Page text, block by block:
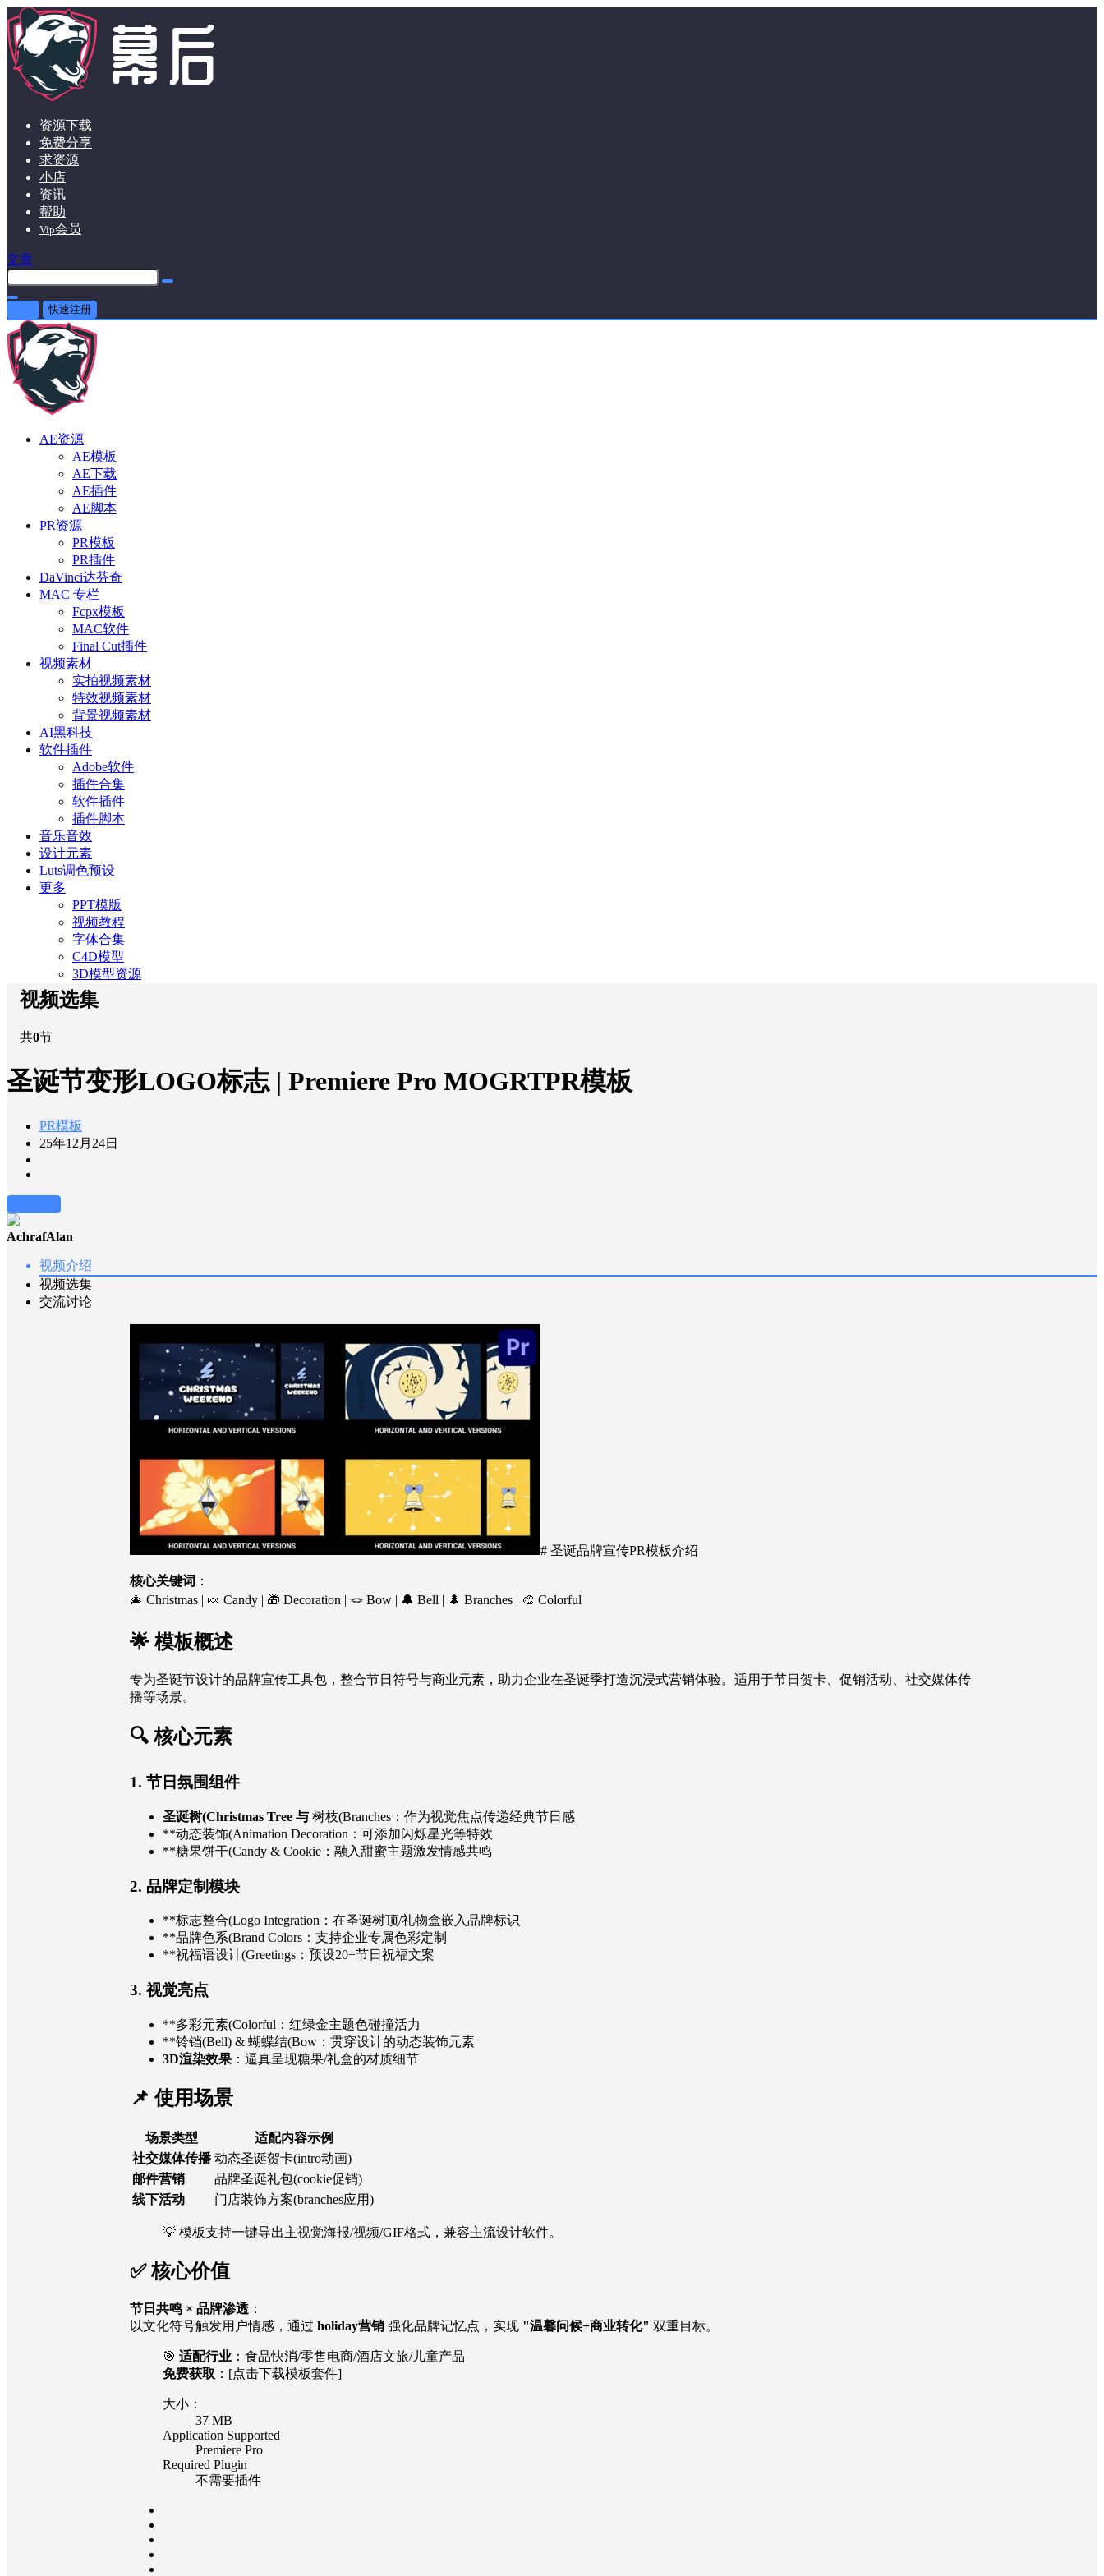
资源下载
免费分享
求资源
小店
资讯
帮助
Vip会员
文章
快速注册
AE资源
AE模板
AE下载
AE插件
AE脚本
PR资源
PR模板
PR插件
DaVinci达芬奇
MAC 专栏
Fcpx模板
MAC软件
Final Cut插件
视频素材
实拍视频素材
特效视频素材
背景视频素材
AI黑科技
软件插件
Adobe软件
插件合集
软件插件
插件脚本
音乐音效
设计元素
Luts调色预设
更多
PPT模版
视频教程
字体合集
C4D模型
3D模型资源
视频选集
共0节
圣诞节变形LOGO标志 | Premiere Pro MOGRTPR模板
PR模板
25年12月24日
AchrafAlan
视频介绍
视频选集
交流讨论
# 圣诞品牌宣传PR模板介绍
核心关键词 ：
🎄 Christmas | 🍬 Candy | 🎁 Decoration | 🪢 Bow | 🔔 Bell | 🌲 Branches | 🎨 Colorful
🌟 模板概述
专为圣诞节设计的品牌宣传工具包，整合节日符号与商业元素，助力企业在圣诞季打造沉浸式营销体验。适用于节日贺卡、促销活动、社交媒体传
播等场景。
🔍 核心元素
1. 节日氛围组件
圣诞树(Christmas Tree 与 树枝(Branches：作为视觉焦点传递经典节日感
**动态装饰(Animation Decoration：可添加闪烁星光等特效
**糖果饼干(Candy & Cookie：融入甜蜜主题激发情感共鸣
2. 品牌定制模块
**标志整合(Logo Integration：在圣诞树顶/礼物盒嵌入品牌标识
**品牌色系(Brand Colors：支持企业专属色彩定制
**祝福语设计(Greetings：预设20+节日祝福文案
3. 视觉亮点
**多彩元素(Colorful：红绿金主题色碰撞活力
**铃铛(Bell) & 蝴蝶结(Bow：贯穿设计的动态装饰元素
3D渲染效果 ：逼真呈现糖果/礼盒的材质细节
📌 使用场景
场景类型
适配内容示例
社交媒体传播 动态圣诞贺卡(intro动画)
邮件营销
品牌圣诞礼包(cookie促销)
线下活动
门店装饰方案(branches应用)
💡 模板支持一键导出主视觉海报/视频/GIF格式，兼容主流设计软件。
✅ 核心价值
节日共鸣 × 品牌渗透 ：
以文化符号触发用户情感，通过 holiday营销 强化品牌记忆点，实现 "温馨问候+商业转化" 双重目标。
🎯 适配行业 ：食品快消/零售电商/酒店文旅/儿童产品
免费获取 ：[点击下载模板套件]
大小：
37 MB
Application Supported
Premiere Pro
Required Plugin
不需要插件